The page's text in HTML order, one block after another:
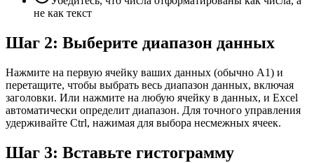
не как текст
Шаг 2: Выберите диапазон данных
Нажмите на первую ячейку ваших данных (обычно A1) и
перетащите, чтобы выбрать весь диапазон данных, включая
заголовки. Или нажмите на любую ячейку в данных, и Excel
автоматически определит диапазон. Для точного управления
удерживайте Ctrl, нажимая для выбора несмежных ячеек.
Шаг 3: Вставьте гистограмму